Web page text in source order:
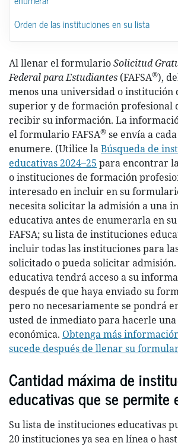
Orden de las instituciones en su lista
Al llenar el formularioSolicitud
Federal para Estudiantes (FAFSA®),
menos una universidad o institución
superior y de formación profesional
recibir su información. La
el formulario FAFSA® se envía a
enumere. (Utilice laBúsqueda de
educativas 2024–25 para encontrar
o instituciones de formación
interesado en incluir en su
necesita solicitar la admisión a una
educativa antes de enumerarla en
FAFSA; su lista de instituciones
incluir todas las instituciones para
solicitado o pueda solicitar
educativa tendrá acceso a su
después de que haya enviado su
pero no necesariamente se pondrá
usted de inmediato para hacerle
económica. Obtenga más
sucede después de llenar su
Cantidad máxima de
educativas que se permite
Su lista de instituciones educativas
20 instituciones ya sea en línea o